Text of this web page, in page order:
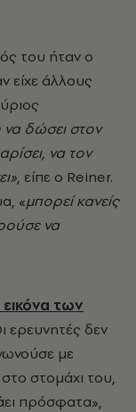
του ήταν ο
είχε άλλους
δώσει στον
να τον
, είπε ο Reiner.
«μπορεί κανείς
να
των
ερευνητές δεν
με
στομάχι του,
πρόσφατα»,